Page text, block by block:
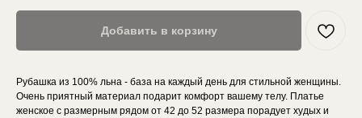
Добавить в корзину
Рубашка из 100% льна - база на каждый день для стильной женщины.
Очень приятный материал подарит комфорт вашему телу. Платье
женское с размерным рядом от 42 до 52 размера порадует худых и